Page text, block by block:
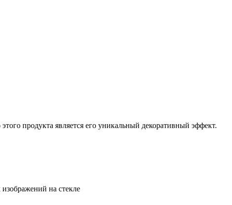
продукта является его уникальный декоративный эффект.
на стекле